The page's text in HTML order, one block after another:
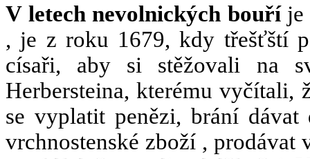
V letech nevolnických bouříje
, je z roku 1679, kdy třešťští
císaři, aby si stěžovali na
Herbersteina, kterému vyčítali,
se vyplatit penězi, brání
vrchnostenské zboží , prodávat